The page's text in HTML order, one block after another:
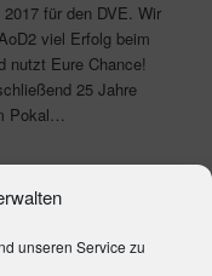
unseren Service zu
für den DVE. Wir
viel Erfolg beim
nutzt Eure Chance!
25 Jahre
Pokal…
|Spielbericht